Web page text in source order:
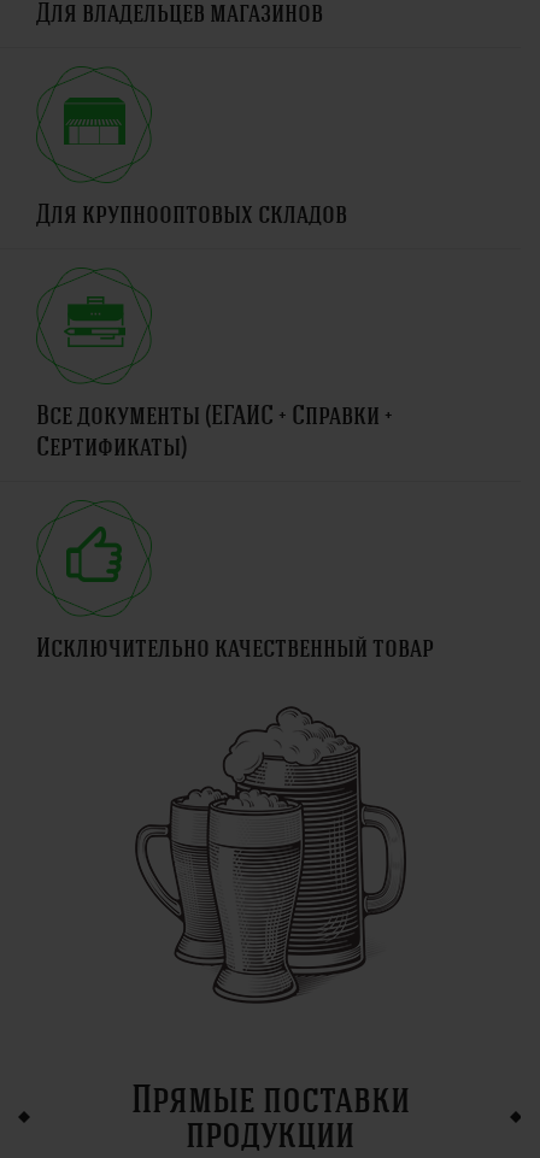
Для владельцев магазинов
Для крупнооптовых складов
Все документы (ЕГАИС + Справки +
Сертификаты)
Исключительно качественный товар
Прямые поставки
продукции